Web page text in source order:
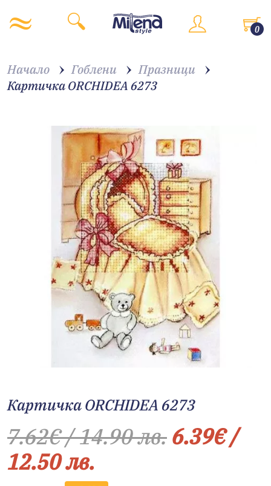
0
Начало Гоблени
Празници
Картичка ORCHIDEA 6273
Картичка ORCHIDEA 6273
7.62€/ 14.90 лв.6.39€/
12.50 лв.